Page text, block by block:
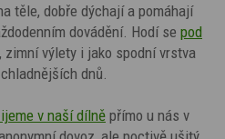
těle, dobře dýchají a pomáhají
dovádění. Hodí se pod
, zimní výlety i jako spodní vrstva
dnů.
v naší dílně přímo u nás v